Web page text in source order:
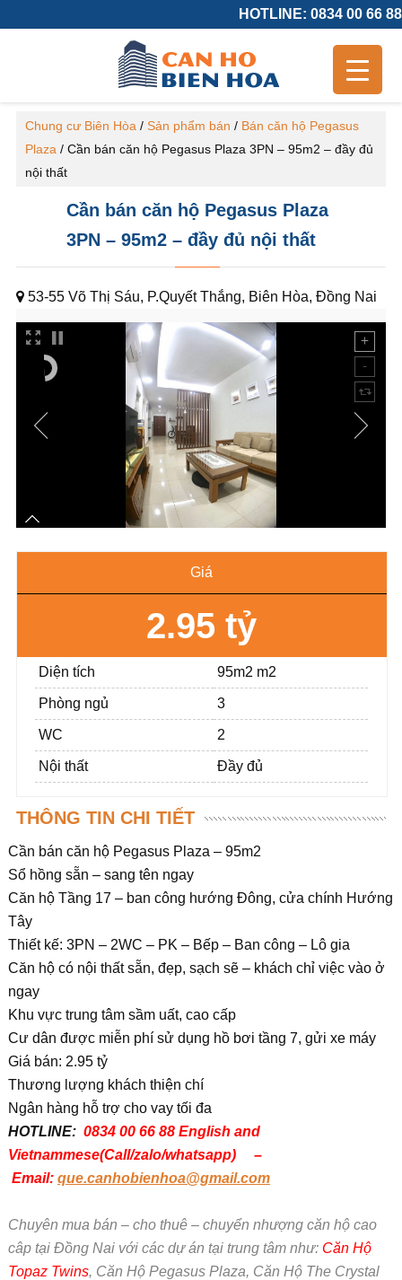
HOTLINE: 0834 00 66 88
Chung cư Biên Hòa / Sản phẩm bán / Bán căn hộ Pegasus
Plaza / Cần bán căn hộ Pegasus Plaza 3PN – 95m2 – đầy đủ
nội thất
Cần bán căn hộ Pegasus Plaza
3PN – 95m2 – đầy đủ nội thất
53-55 Võ Thị Sáu, P.Quyết Thắng, Biên Hòa, Đồng Nai
Giá
2.95 tỷ
Diện tích 95m2 m2
Phòng ngủ 3
WC 2
Nội thất Đầy đủ
THÔNG TIN CHI TIẾT
Cần bán căn hộ Pegasus Plaza – 95m2
Sổ hồng sẵn – sang tên ngay
Căn hộ Tầng 17 – ban công hướng Đông, cửa chính Hướng
Tây
Thiết kế: 3PN – 2WC – PK – Bếp – Ban công – Lô gia
Căn hộ có nội thất sẵn, đẹp, sạch sẽ – khách chỉ việc vào ở
ngay
Khu vực trung tâm sầm uất, cao cấp
Cư dân được miễn phí sử dụng hồ bơi tầng 7, gửi xe máy
Giá bán: 2.95 tỷ
Thương lượng khách thiện chí
Ngân hàng hỗ trợ cho vay tối đa
HOTLINE: 0834 00 66 88 English and
Vietnammese(Call/zalo/whatsapp) –
Email: que.canhobienhoa@gmail.com
Chuyên mua bán – cho thuê – chuyển nhượng căn hộ cao
câp tại Đồng Nai với các dự án tại trung tâm như: Căn Hộ
Topaz Twins, Căn Hộ Pegasus Plaza, Căn Hộ The Crystal